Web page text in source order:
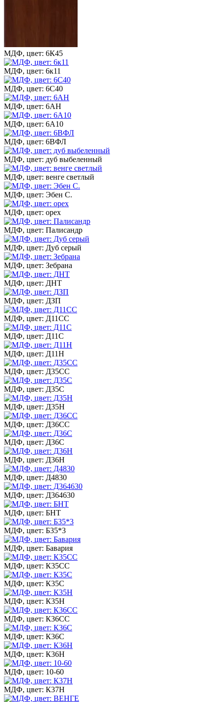
МДФ, цвет: 6К45
МДФ, цвет: 6к11
МДФ, цвет: 6С40
МДФ, цвет: 6АН
МДФ, цвет: 6А10
МДФ, цвет: 6ВФЛ
МДФ, цвет: дуб выбеленный
МДФ, цвет: венге светлый
МДФ, цвет: Эбен С.
МДФ, цвет: орех
МДФ, цвет: Палисандр
МДФ, цвет: Дуб серый
МДФ, цвет: Зебрана
МДФ, цвет: ДНТ
МДФ, цвет: ДЗП
МДФ, цвет: Д11СС
МДФ, цвет: Д11С
МДФ, цвет: Д11Н
МДФ, цвет: Д35СС
МДФ, цвет: Д35С
МДФ, цвет: Д35Н
МДФ, цвет: Д36СС
МДФ, цвет: Д36С
МДФ, цвет: Д36Н
МДФ, цвет: Д4830
МДФ, цвет: Д364630
МДФ, цвет: БНТ
МДФ, цвет: Б35*3
МДФ, цвет: Бавария
МДФ, цвет: К35СС
МДФ, цвет: К35С
МДФ, цвет: К35Н
МДФ, цвет: К36СС
МДФ, цвет: К36С
МДФ, цвет: К36Н
МДФ, цвет: 10-60
МДФ, цвет: К37Н